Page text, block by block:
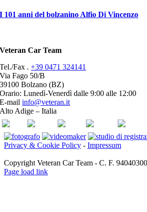
I 101 anni del bolzanino Alfio Di Vincenzo
Veteran Car Team
Tel./Fax .+39 0471 324141
Via Fago 50/B
39100 Bolzano (BZ)
Orario: Lunedì-Venerdì dalle 9:00 alle 12:00
E-mailinfo@veteran.it
Alto Adige – Italia
ASI
FIVA ACI youtube facebook
Privacy & Cookie Policy - Impressum
Copyright Veteran Car Team - C. F.
Page load link